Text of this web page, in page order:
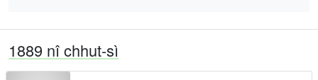
1889 nî chhut-sì